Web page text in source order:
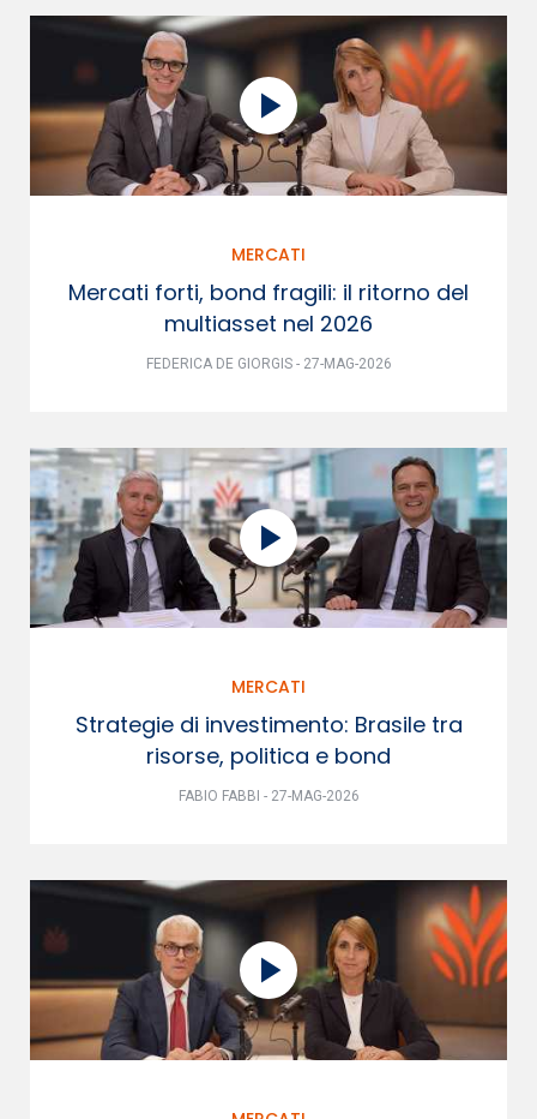
MERCATI
Mercati forti, bond fragili: il ritorno del
multiasset nel 2026
FEDERICA DE GIORGIS - 27-MAG-2026
MERCATI
Strategie di investimento: Brasile tra
risorse, politica e bond
FABIO FABBI - 27-MAG-2026